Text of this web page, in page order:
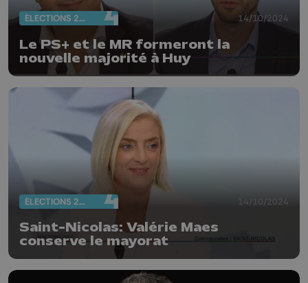
ÉLECTIONS 2024 14/10/2024
Le PS+ et le MR formeront la
nouvelle majorité à Huy
ÉLECTIONS 2024 14/10/2024
Saint-Nicolas: Valérie Maes
conserve le mayorat